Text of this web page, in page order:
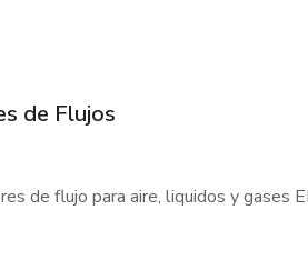
de Flujos
de flujo para aire, liquidos y gases